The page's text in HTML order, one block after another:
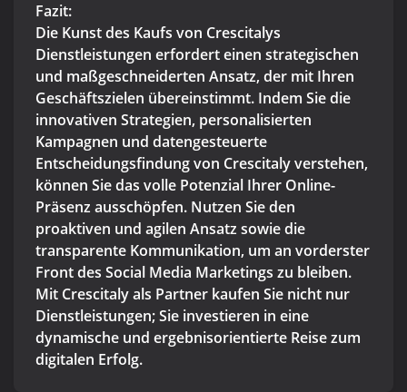
Fazit:
Die Kunst des Kaufs von Crescitalys
Dienstleistungen erfordert einen strategischen
und maßgeschneiderten Ansatz, der mit Ihren
Geschäftszielen übereinstimmt. Indem Sie die
innovativen Strategien, personalisierten
Kampagnen und datengesteuerte
Entscheidungsfindung von Crescitaly verstehen,
können Sie das volle Potenzial Ihrer Online-
Präsenz ausschöpfen. Nutzen Sie den
proaktiven und agilen Ansatz sowie die
transparente Kommunikation, um an vorderster
Front des Social Media Marketings zu bleiben.
Mit Crescitaly als Partner kaufen Sie nicht nur
Dienstleistungen; Sie investieren in eine
dynamische und ergebnisorientierte Reise zum
digitalen Erfolg.